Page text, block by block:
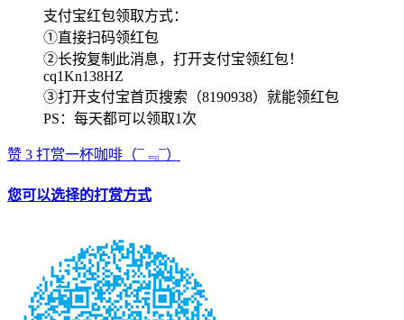
支付宝红包领取方式：
①直接扫码领红包
②长按复制此消息，打开支付宝领红包！
cq1Kn138HZ
③打开支付宝首页搜索（8190938）就能领红包
PS：每天都可以领取1次
赞 3 打赏一杯咖啡 （¯﹃¯）
您可以选择的打赏方式